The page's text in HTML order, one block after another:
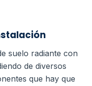
suelo radiante con
de diversos
que hay que